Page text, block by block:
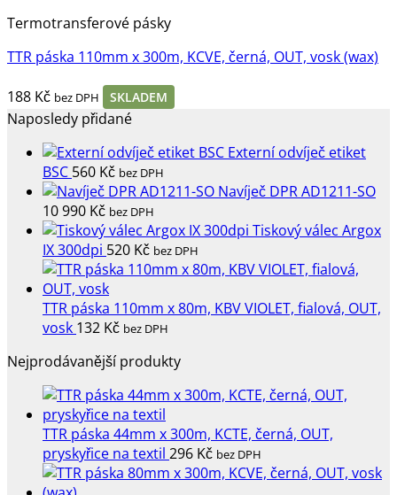
Termotransferové pásky
TTR páska 110mm x 300m, KCVE, černá, OUT, vosk (wax)
188 Kč bez DPH SKLADEM
Naposledy přidané
Externí odvíječ etiket
BSC 560 Kč bez DPH
Navíječ DPR AD1211-SO
10 990 Kč bez DPH
Tiskový válec Argox
IX 300dpi 520 Kč bez DPH
TTR páska 110mm x 80m, KBV VIOLET, fialová, OUT,
vosk 132 Kč bez DPH
Nejprodávanější produkty
TTR páska 44mm x 300m, KCTE, černá, OUT,
pryskyřice na textil 296 Kč bez DPH